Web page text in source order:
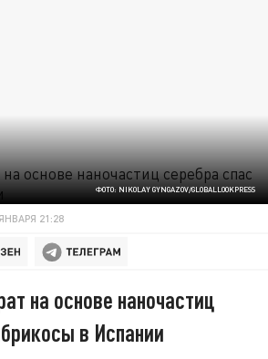
ФОТО: NIKOLAY GYNGAZOV/GLOBALLOOKPRESS
21:28
на основе наночастиц
в Испании